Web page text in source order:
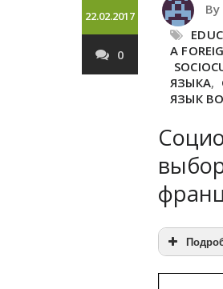
22.02.2017
0
By
A
ЯЗЫКА,
ЯЗЫК